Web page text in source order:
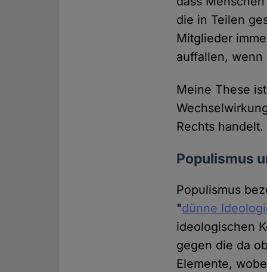
die in Teilen
Mitglieder
auffallen, wenn
Meine These
Rechts handelt.
Populismus
Populismus
"dünne
ideologischen
gegen die da
Elemente,